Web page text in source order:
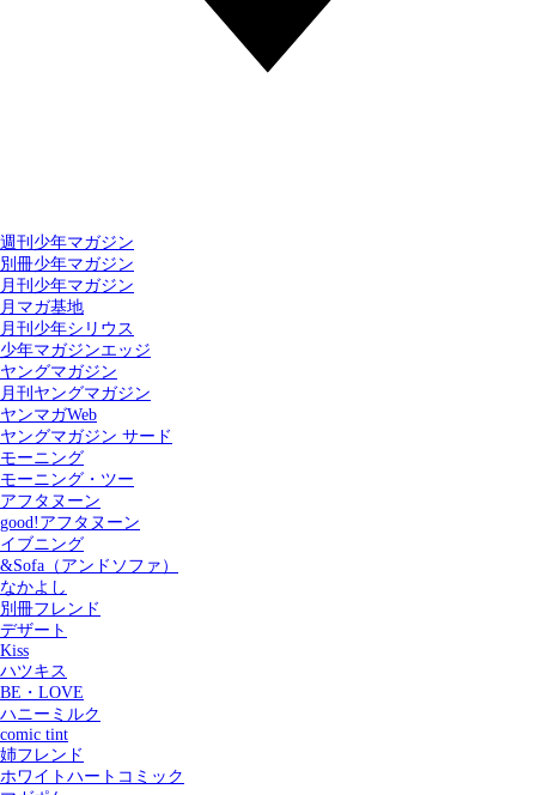
週刊少年マガジン
別冊少年マガジン
月刊少年マガジン
月マガ基地
月刊少年シリウス
少年マガジンエッジ
ヤングマガジン
月刊ヤングマガジン
ヤンマガWeb
ヤングマガジン サード
モーニング
モーニング・ツー
アフタヌーン
good!アフタヌーン
イブニング
&Sofa（アンドソファ）
なかよし
別冊フレンド
デザート
Kiss
ハツキス
BE・LOVE
ハニーミルク
comic tint
姉フレンド
ホワイトハートコミック